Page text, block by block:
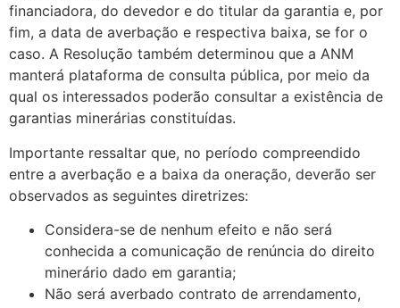
financiadora, do devedor e do titular da garantia e, por
fim, a data de averbação e respectiva baixa, se for o
caso. A Resolução também determinou que a ANM
manterá plataforma de consulta pública, por meio da
qual os interessados poderão consultar a existência de
garantias minerárias constituídas.
Importante ressaltar que, no período compreendido
entre a averbação e a baixa da oneração, deverão ser
observados as seguintes diretrizes:
Considera-se de nenhum efeito e não será
conhecida a comunicação de renúncia do direito
minerário dado em garantia;
Não será averbado contrato de arrendamento,